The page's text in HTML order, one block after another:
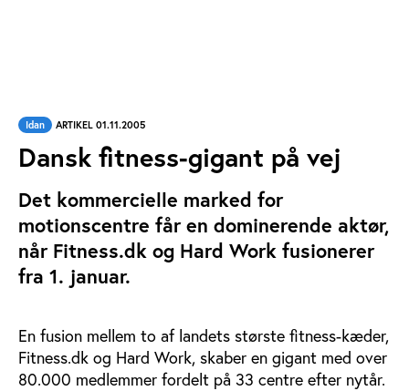
Idan ARTIKEL 01.11.2005
Dansk fitness-gigant på vej
Det kommercielle marked for
motionscentre får en dominerende aktør,
når Fitness.dk og Hard Work fusionerer
fra 1. januar.
En fusion mellem to af landets største fitness-kæder,
Fitness.dk og Hard Work, skaber en gigant med over
80.000 medlemmer fordelt på 33 centre efter nytår.